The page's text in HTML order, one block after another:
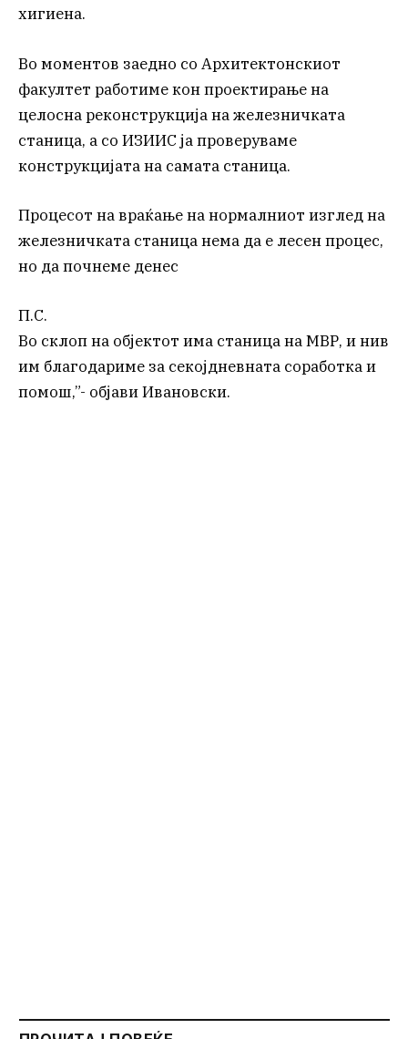
хигиена.
Во моментов заедно со Архитектонскиот
факултет работиме кон проектирање на
целосна реконструкција на железничката
станица, а со ИЗИИС ја проверуваме
конструкцијата на самата станица.
Процесот на враќање на нормалниот изглед на
железничката станица нема да е лесен процес,
но да почнеме денес
П.С.
Во склоп на објектот има станица на МВР, и нив
им благодариме за секојдневната соработка и
помош,”- објави Ивановски.